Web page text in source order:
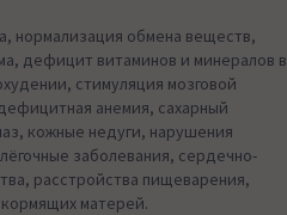
нормализация обмена веществ,
дефицит витаминов и минералов в
стимуляция мозговой
анемия, сахарный
кожные недуги, нарушения
заболевания, сердечно-
расстройства пищеварения,
матерей.